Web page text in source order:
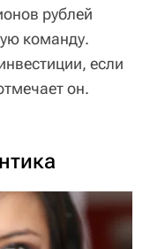
рублей
команду.
если
он.